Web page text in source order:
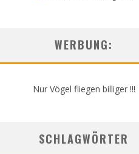
WERBUNG:
Nur Vögel fliegen billiger !!!
SCHLAGWÖRTER